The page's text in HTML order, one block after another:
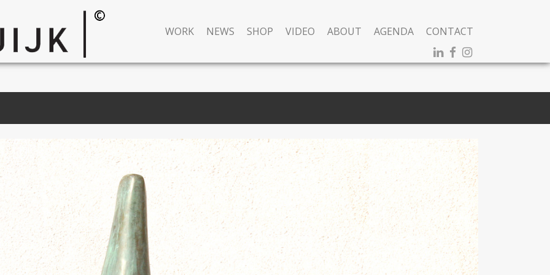
WORK NEWS SHOP VIDEO ABOUT AGENDA CONTACT